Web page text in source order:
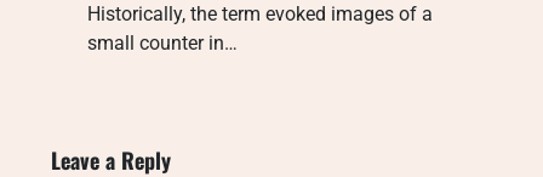
Historically, the term evoked images of a
small counter in…
Leave a Reply